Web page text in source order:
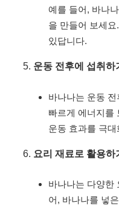
예를 들어, 바나
을 만들어 보세
있답니다.
운동 전후에 섭취하
바나나는 운동
빠르게 에너지를
운동 효과를 극
요리 재료로 활용하
바나나는 다양한
어, 바나나를 넣